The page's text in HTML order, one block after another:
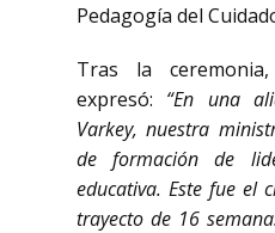
Pedagogía del
Tras la
expresó: “En una
Varkey, nuestra
de formación de
educativa. Este fue el
trayecto de 16